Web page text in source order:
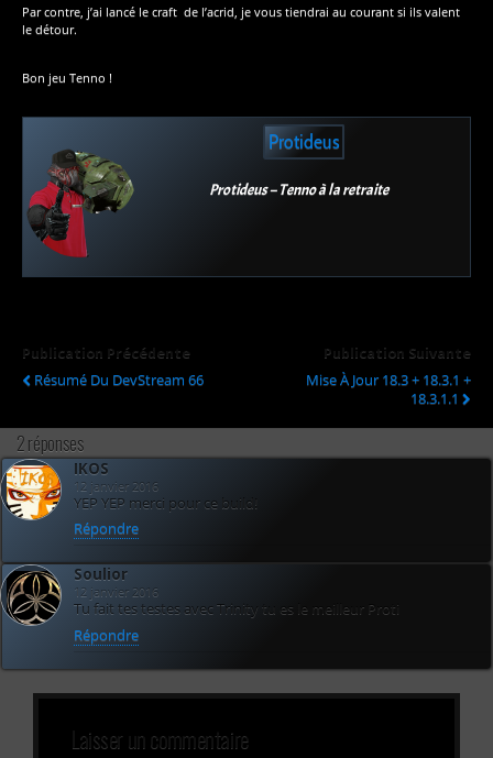
Par contre, j’ai lancé le craft de l’acrid, je vous tiendrai au courant si ils valent
le détour.
Bon jeu Tenno !
Protideus
Protideus – Tenno à la retraite
Publication Précédente
Résumé Du DevStream 66
Publication Suivante
Mise À Jour 18.3 + 18.3.1 +
18.3.1.1
2 réponses
IKOS
12 janvier 2016
YEP YEP merci pour ce build!
Répondre
Soulior
12 janvier 2016
Tu fait tes testes avec Trinity tu es le meilleur Proti
Répondre
Laisser un commentaire